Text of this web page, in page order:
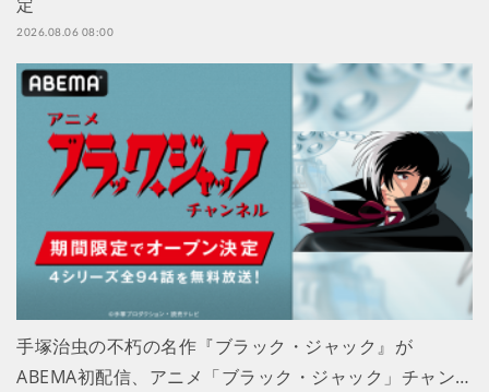
2026.08.06 08:00
手塚治虫の不朽の名作『ブラック・ジャック』が
ABEMA初配信、アニメ「ブラック・ジャック」チャン…